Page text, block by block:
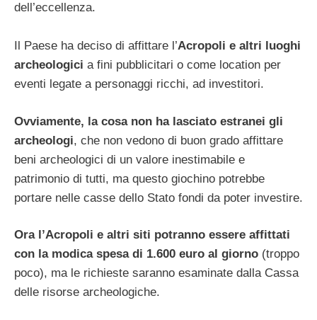
dell’eccellenza.
Il Paese ha deciso di affittare l’Acropoli e altri luoghi
archeologici a fini pubblicitari o come location per
eventi legate a personaggi ricchi, ad investitori.
Ovviamente, la cosa non ha lasciato estranei gli
archeologi, che non vedono di buon grado affittare
beni archeologici di un valore inestimabile e
patrimonio di tutti, ma questo giochino potrebbe
portare nelle casse dello Stato fondi da poter investire.
Ora l’Acropoli e altri siti potranno essere affittati
con la modica spesa di 1.600 euro al giorno (troppo
poco), ma le richieste saranno esaminate dalla Cassa
delle risorse archeologiche.